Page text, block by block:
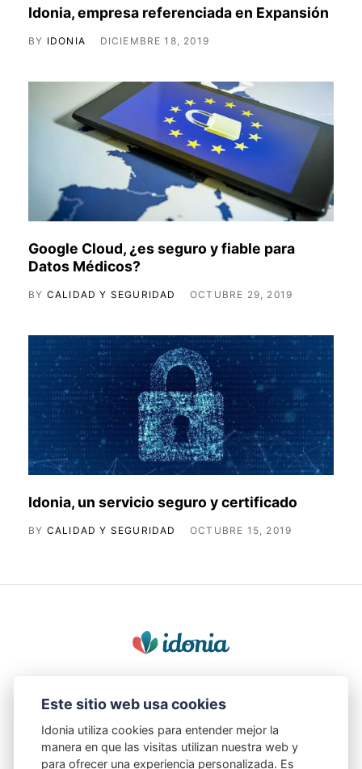
Idonia, empresa referenciada en Expansión
BY IDONIA DICIEMBRE 18, 2019
Google Cloud, ¿es seguro y fiable para
Datos Médicos?
BY CALIDAD Y SEGURIDAD OCTUBRE 29, 2019
Idonia, un servicio seguro y certificado
BY CALIDAD Y SEGURIDAD OCTUBRE 15, 2019
© 2023, hecho con ♥ por Idonia para una mejor salud
Regístrate enIdonia
Este sitio web usa cookies
Idonia utiliza cookies para entender mejor la
manera en que las visitas utilizan nuestra web y
para ofrecer una experiencia personalizada. Es